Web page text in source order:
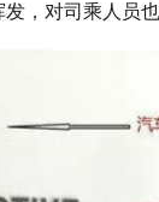
，对司乘人员也